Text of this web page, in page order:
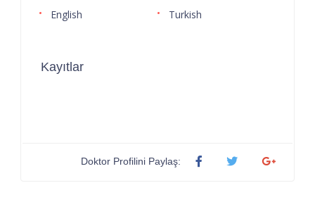
English Turkish
Kayıtlar
Doktor Profilini Paylaş: